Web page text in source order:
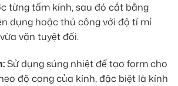
từng tấm kính, sau đó cắt bằng
dụng hoặc thủ công với độ tỉ mỉ
vặn tuyệt đối.
Sử dụng súng nhiệt để tạo form cho
độ cong của kính, đặc biệt là kính